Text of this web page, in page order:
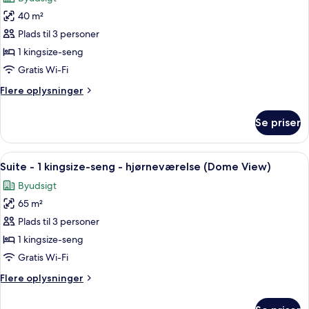
af
Junior-
suite
-
kingsize-
View)
40 m²
Plads til 3 personer
1 kingsize-seng
Gratis Wi-Fi
Flere oplysninger
Flere
suite
1
seng
(Dome
Se priser
Indlæs
alle
billeder
af
Suite
-
1
seng
Et hotelværelse med en stor seng,
8
Suite - 1 kingsize-seng - hjørneværelse (Dome View)
Byudsigt
65 m²
Plads til 3 personer
1 kingsize-seng
Gratis Wi-Fi
Flere oplysninger
Flere